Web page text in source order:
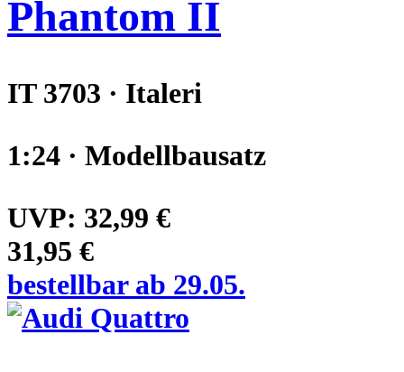
Phantom II
IT 3703 · Italeri
1:24 · Modellbausatz
UVP: 32,99 €
31,95 €
bestellbar ab 29.05.